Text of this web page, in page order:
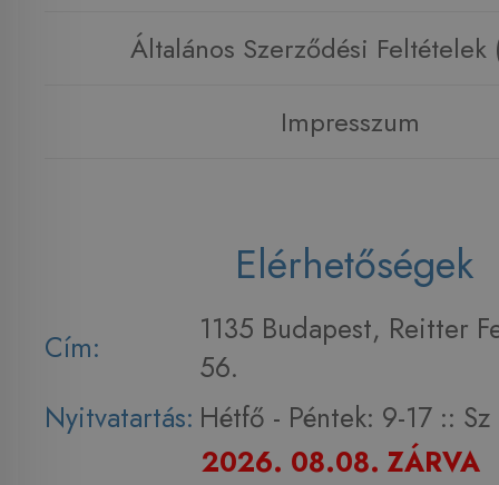
Általános Szerződési Feltételek
Impresszum
Elérhetőségek
Cím:
1135 Budapest, Reitter
56.
Nyitvatartás: Hétfő - Péntek: 9-17 :: Sz
2026. 08.08. ZÁRVA